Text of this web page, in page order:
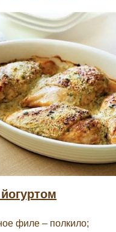
филе – полкило;